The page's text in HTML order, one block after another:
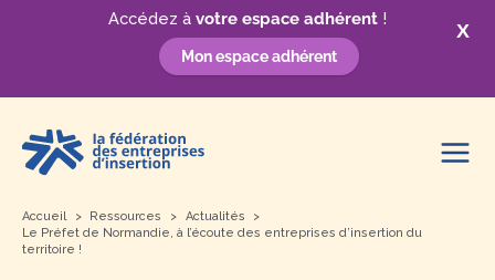
X
Accédez à votre espace adhérent !
Mon espace adhérent
contenu
Accueil Ressources
Actualités
Le Préfet de Normandie, à l’écoute des entreprises d’insertion du
territoire !